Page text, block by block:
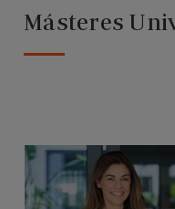
Másteres